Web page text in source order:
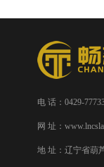
电 话：0429-
网 址：
地 址：辽宁省葫